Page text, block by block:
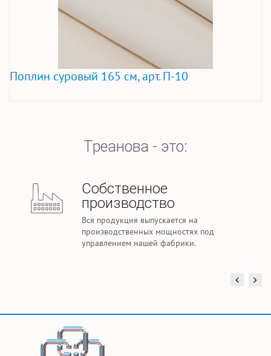
Поплин суровый 165 см, арт. П-10
Треанова - это:
Собственное
производство
Вся продукция выпускается на
производственных мощностях под
управлением нашей фабрики.